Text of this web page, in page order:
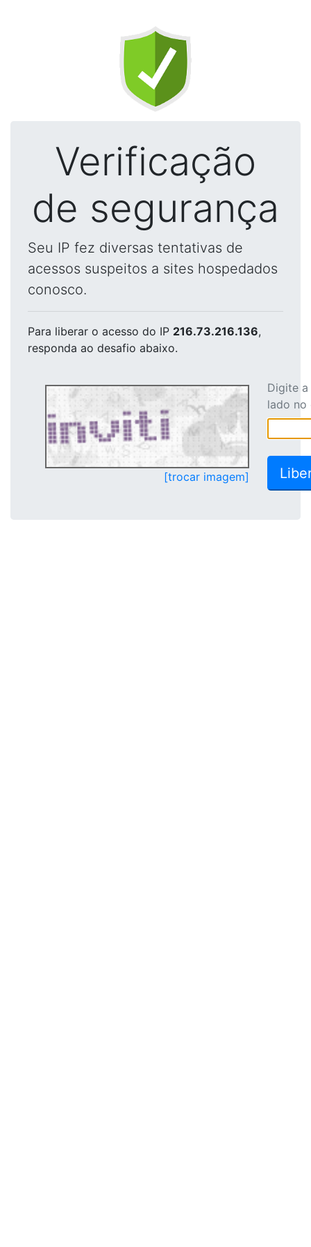
Verificação
de segurança
Seu IP fez diversas tentativas de
acessos suspeitos a sites hospedados
conosco.
Para liberar o acesso do IP 216.73.216.136,
responda ao desafio abaixo.
[trocar imagem]
Digite
lado no